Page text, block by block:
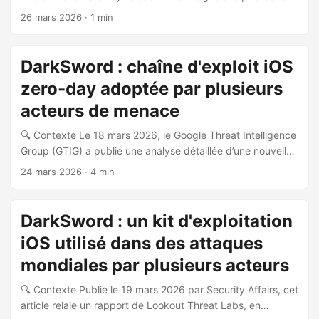
être hébergé sur un serveur en quelques minutes. ...
publique sur GitHub d’un kit d’exploit baptisé “DarkSword”,
d’exploit DarkSword a été rendu publiquement accessible,
ce qui signifie que des hackers et cybercriminels peuvent
désormais l’utiliser librement pour compromettre des
appareils Apple vulnérables. L’objectif déclaré est le
déploiement de spywares sur les appareils ciblés. ...
26 mars 2026 · 1 min
DarkSword : chaîne d'exploit iOS
zero-day adoptée par plusieurs
acteurs de menace
🔍 Contexte Le 18 mars 2026, le Google Threat Intelligence
Group (GTIG) a publié une analyse détaillée d’une nouvelle
chaîne d’exploit iOS baptisée DarkSword, identifiée depuis
menace DarkSword est une chaîne d’exploit iOS full-chain
exploitant 6 vulnérabilités zero-day pour compromettre
complètement des appareils sous iOS 18.4 à 18.7. Elle
utilise exclusivement du JavaScript pour toutes les étapes
de l’exploitation, éliminant le besoin de contourner PPL ou
SPTM. ...
24 mars 2026 · 4 min
DarkSword : un kit d'exploitation
iOS utilisé dans des attaques
mondiales par plusieurs acteurs
🔍 Contexte Publié le 19 mars 2026 par Security Affairs, cet
article relaie un rapport de Lookout Threat Labs, en